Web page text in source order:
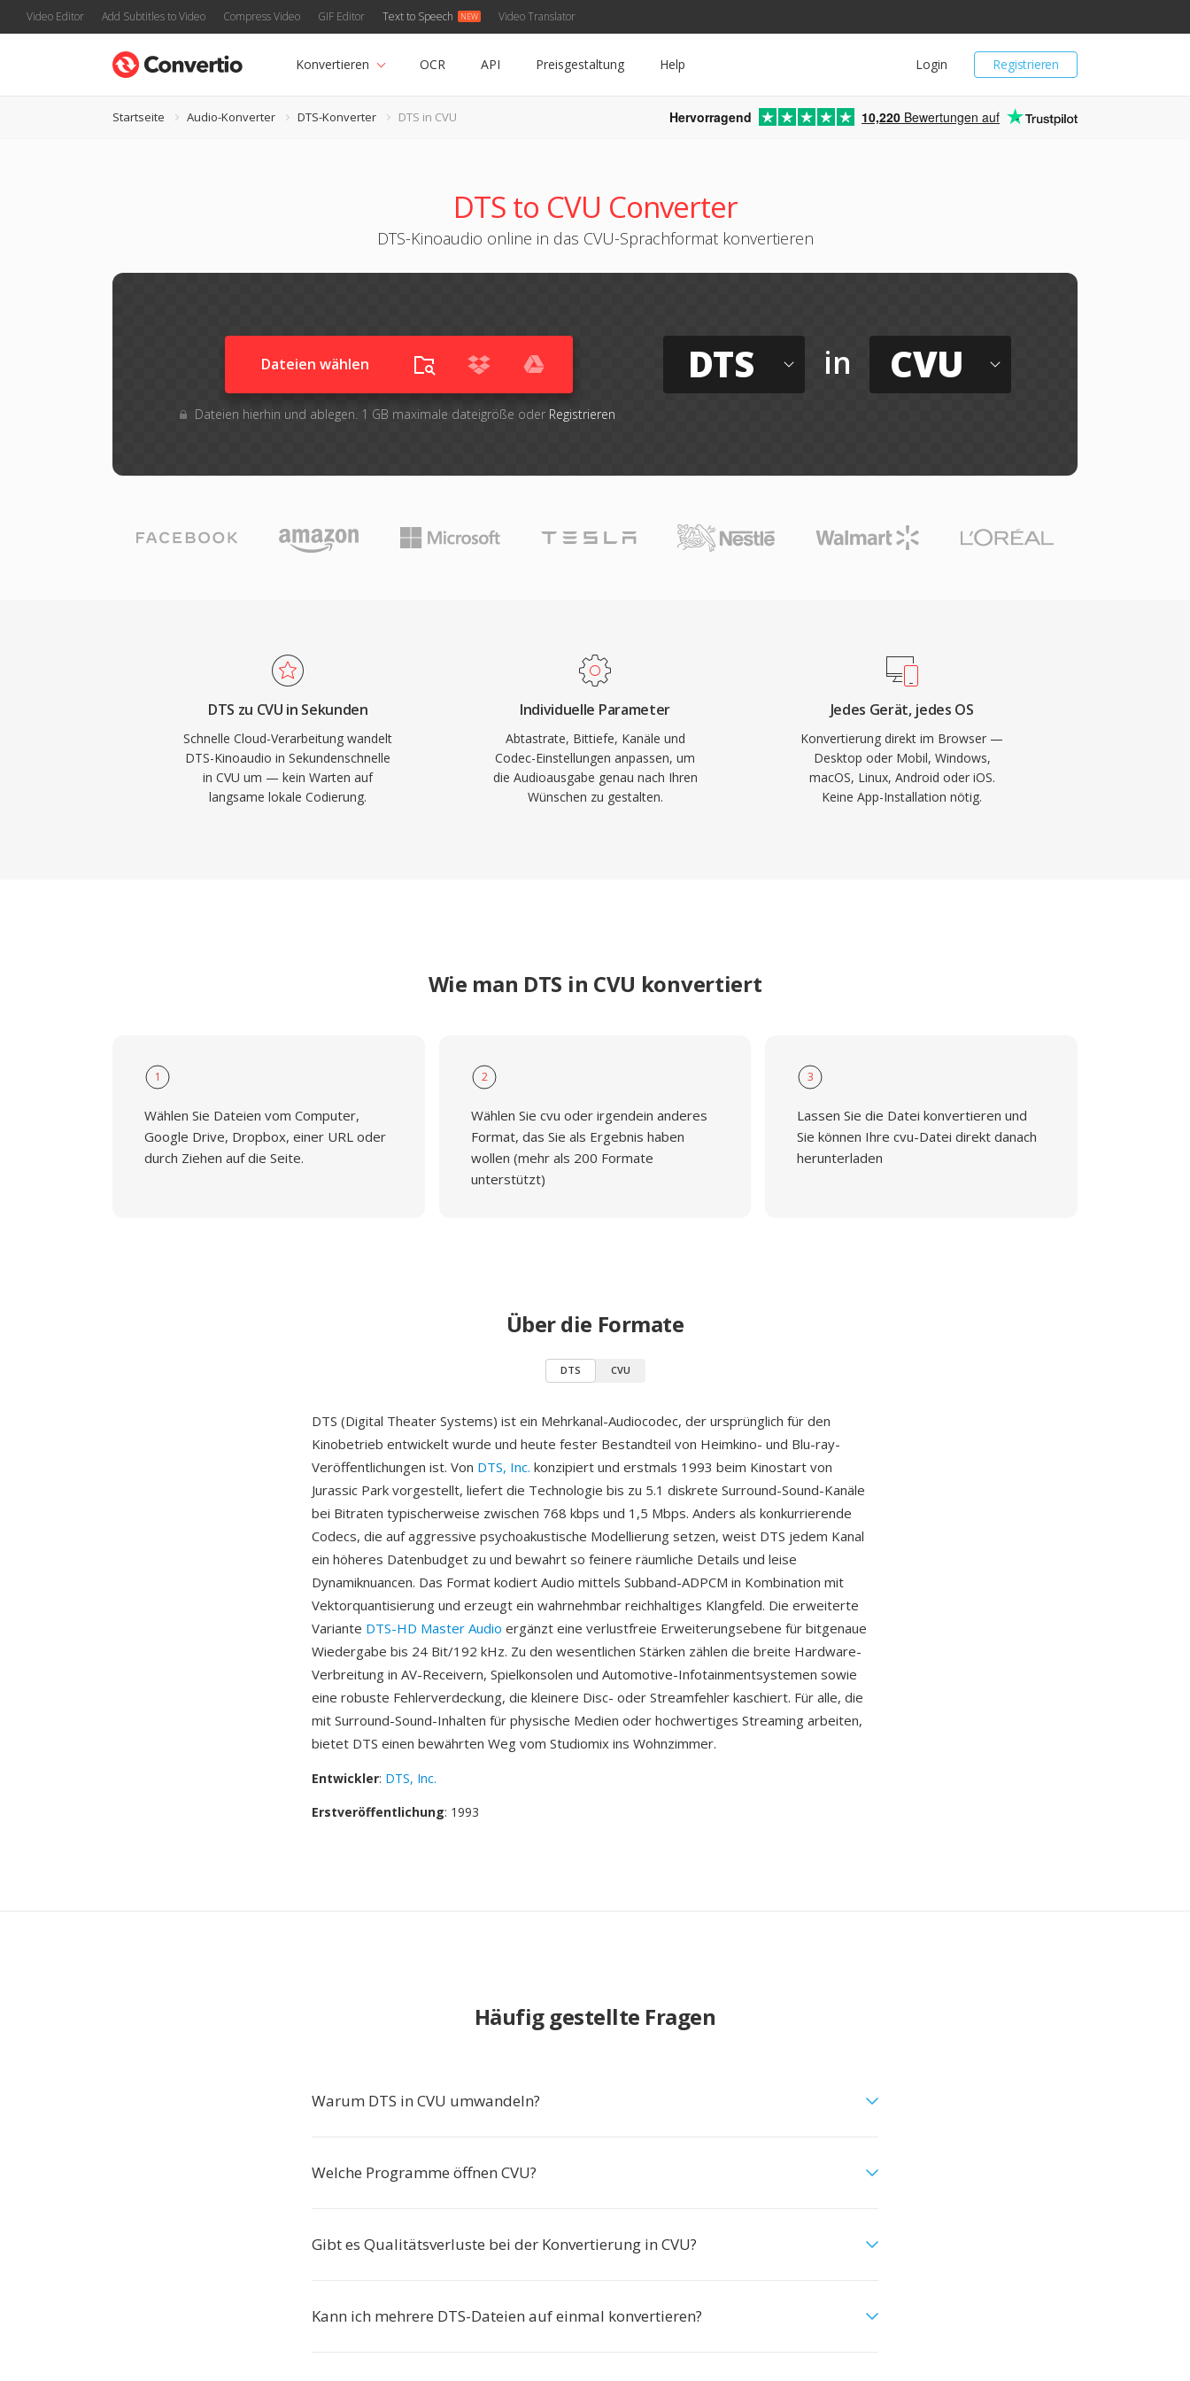
Video Editor Add Subtitles to Video Compress Video GIF Editor Text to Speech Video Translator
Registrieren
Login
Konvertieren OCR API Preisgestaltung Help
Startseite Audio-Konverter DTS-Konverter DTS in CVU Hervorragend 10,220 Bewertungen auf
DTS to CVU Converter
DTS-Kinoaudio online in das CVU-Sprachformat konvertieren
Dateien wählen
Dateien hierhin und ablegen. 1 GB maximale dateigröße oder Registrieren
DTS in CVU
DTS zu CVU in Sekunden
Schnelle Cloud-Verarbeitung wandelt
DTS-Kinoaudio in Sekundenschnelle
in CVU um — kein Warten auf
langsame lokale Codierung.
Individuelle Parameter
Abtastrate, Bittiefe, Kanäle und
Codec-Einstellungen anpassen, um
die Audioausgabe genau nach Ihren
Wünschen zu gestalten.
Jedes Gerät, jedes OS
Konvertierung direkt im Browser —
Desktop oder Mobil, Windows,
macOS, Linux, Android oder iOS.
Keine App-Installation nötig.
Wie man DTS in CVU konvertiert
1
Wählen Sie Dateien vom Computer,
Google Drive, Dropbox, einer URL oder
durch Ziehen auf die Seite.
2
Wählen Sie cvu oder irgendein anderes
Format, das Sie als Ergebnis haben
wollen (mehr als 200 Formate
unterstützt)
3
Lassen Sie die Datei konvertieren und
Sie können Ihre cvu-Datei direkt danach
herunterladen
Über die Formate
DTS CVU
DTS (Digital Theater Systems) ist ein Mehrkanal-Audiocodec, der ursprünglich für den
Kinobetrieb entwickelt wurde und heute fester Bestandteil von Heimkino- und Blu-ray-
Veröffentlichungen ist. Von DTS, Inc. konzipiert und erstmals 1993 beim Kinostart von
Jurassic Park vorgestellt, liefert die Technologie bis zu 5.1 diskrete Surround-Sound-Kanäle
bei Bitraten typischerweise zwischen 768 kbps und 1,5 Mbps. Anders als konkurrierende
Codecs, die auf aggressive psychoakustische Modellierung setzen, weist DTS jedem Kanal
ein höheres Datenbudget zu und bewahrt so feinere räumliche Details und leise
Dynamiknuancen. Das Format kodiert Audio mittels Subband-ADPCM in Kombination mit
Vektorquantisierung und erzeugt ein wahrnehmbar reichhaltiges Klangfeld. Die erweiterte
Variante DTS-HD Master Audio ergänzt eine verlustfreie Erweiterungsebene für bitgenaue
Wiedergabe bis 24 Bit/192 kHz. Zu den wesentlichen Stärken zählen die breite Hardware-
Verbreitung in AV-Receivern, Spielkonsolen und Automotive-Infotainmentsystemen sowie
eine robuste Fehlerverdeckung, die kleinere Disc- oder Streamfehler kaschiert. Für alle, die
mit Surround-Sound-Inhalten für physische Medien oder hochwertiges Streaming arbeiten,
bietet DTS einen bewährten Weg vom Studiomix ins Wohnzimmer.
Entwickler: DTS, Inc.
Erstveröffentlichung: 1993
Häufig gestellte Fragen
Warum DTS in CVU umwandeln?
Welche Programme öffnen CVU?
Gibt es Qualitätsverluste bei der Konvertierung in CVU?
Kann ich mehrere DTS-Dateien auf einmal konvertieren?